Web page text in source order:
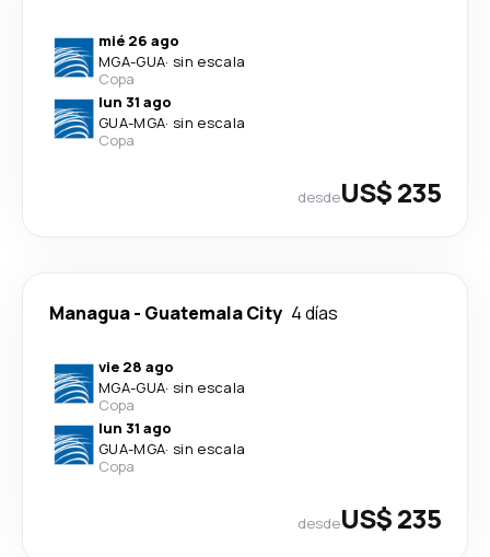
mié 26 ago
MGA-GUA· sin escala
Copa
lun 31 ago
GUA-MGA· sin escala
Copa
desdeUS$ 235
Managua- Guatemala City 4 días
vie 28 ago
MGA-GUA· sin escala
Copa
lun 31 ago
GUA-MGA· sin escala
Copa
desdeUS$ 235